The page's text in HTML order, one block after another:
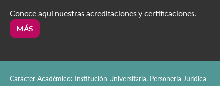
Conoce aquí nuestras acreditaciones y certificaciones.
MÁS
Carácter Académico: Institución Universitaria. Personería Jurídica